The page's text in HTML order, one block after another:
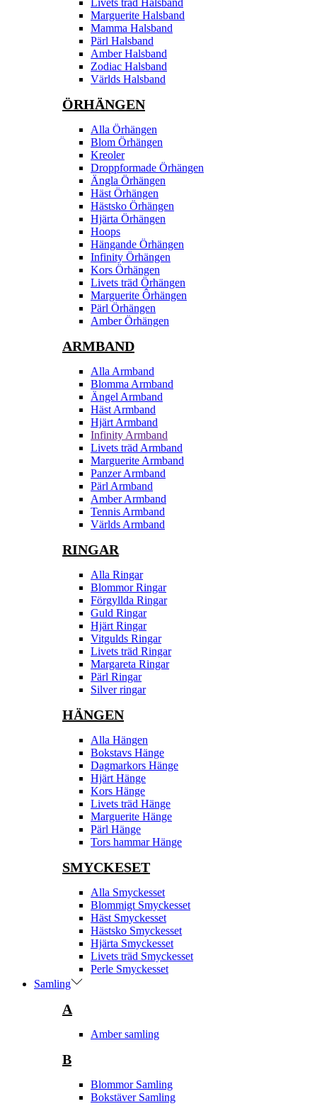
Livets träd Halsband
Marguerite Halsband
Mamma Halsband
Pärl Halsband
Amber Halsband
Zodiac Halsband
Världs Halsband
ÖRHÄNGEN
Alla Örhängen
Blom Örhängen
Kreoler
Droppformade Örhängen
Ängla Örhängen
Häst Örhängen
Hästsko Örhängen
Hjärta Örhängen
Hoops
Hängande Örhängen
Infinity Örhängen
Kors Örhängen
Livets träd Örhängen
Marguerite Ôrhängen
Pärl Örhängen
Amber Örhängen
ARMBAND
Alla Armband
Blomma Armband
Ängel Armband
Häst Armband
Hjärt Armband
Infinity Armband
Livets träd Armband
Marguerite Armband
Panzer Armband
Pärl Armband
Amber Armband
Tennis Armband
Världs Armband
RINGAR
Alla Ringar
Blommor Ringar
Förgyllda Ringar
Guld Ringar
Hjärt Ringar
Vitgulds Ringar
Livets träd Ringar
Margareta Ringar
Pärl Ringar
Silver ringar
HÄNGEN
Alla Hängen
Bokstavs Hänge
Dagmarkors Hänge
Hjärt Hänge
Kors Hänge
Livets träd Hänge
Marguerite Hänge
Pärl Hänge
Tors hammar Hänge
SMYCKESET
Alla Smyckesset
Blommigt Smyckesset
Häst Smyckesset
Hästsko Smyckesset
Hjärta Smyckesset
Livets träd Smyckesset
Perle Smyckesset
Samling
A
Amber samling
B
Blommor Samling
Bokstäver Samling